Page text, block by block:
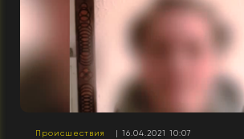
Происшествия | 16.04.2021 10:07